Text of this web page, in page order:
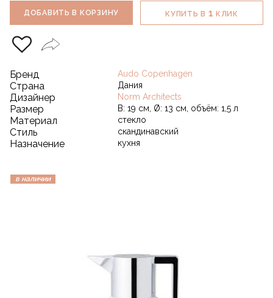
ДОБАВИТЬ В КОРЗИНУ КУПИТЬ В 1 КЛИК
Бренд Audo Copenhagen
Страна Дания
Дизайнер Norm Architects
Размер В: 19 см, Ø: 13 см, объём: 1,5 л
Материал стекло
Стиль скандинавский
Назначение кухня
в наличии